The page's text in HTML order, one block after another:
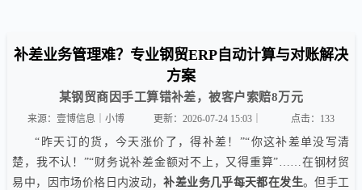
补差业务管理难？专业钢贸ERP自动计算与对账解决
方案
某钢贸商因手工算错补差，被客户索赔8万元
来源：壹博信息｜小博 更新：2026-07-24 15:03｜ 点击： 133
“昨天订的货，今天涨价了，得补差！”“你这补差单没写清
楚，我不认！”“财务说补差金额对不上，又得重算”……在钢材贸
易中，因市场价格日内波动，补差业务几乎每天都在发生。但手工